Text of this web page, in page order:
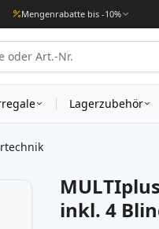
Mengenrabatte bis -10%
Lagerzubehör
inkl. 4